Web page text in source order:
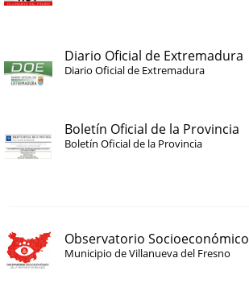
Diario Oficial de Extremadura
Diario Oficial de Extremadura
Boletín Oficial de la Provincia
Boletín Oficial de la Provincia
Observatorio Socioeconómico
Municipio de Villanueva del Fresno